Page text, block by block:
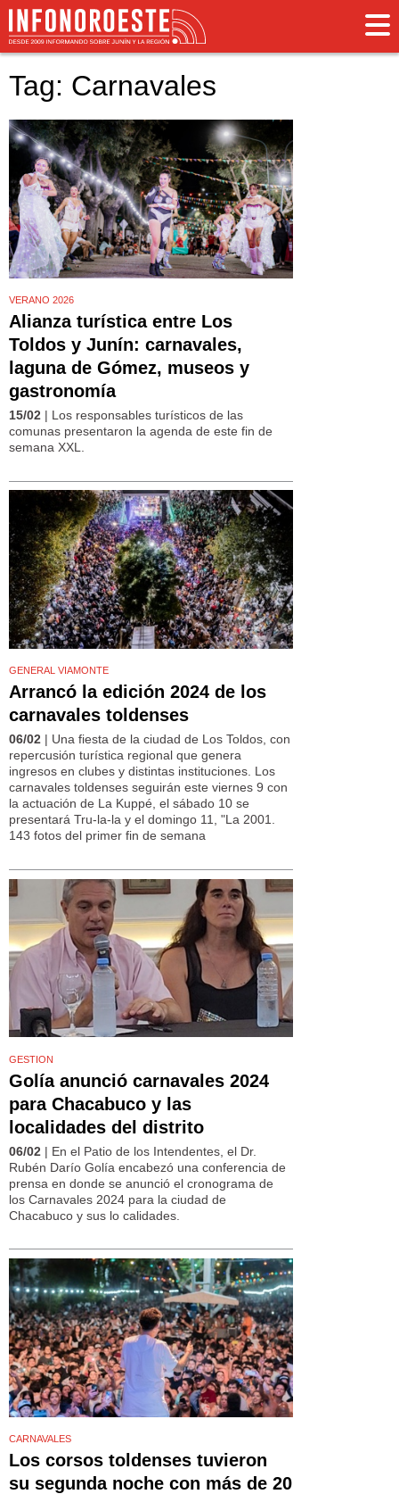
Tag: Carnavales
VERANO 2026
Alianza turística entre Los
Toldos y Junín: carnavales,
laguna de Gómez, museos y
gastronomía
15/02 | Los responsables turísticos de las
comunas presentaron la agenda de este fin de
semana XXL.
GENERAL VIAMONTE
Arrancó la edición 2024 de los
carnavales toldenses
06/02 | Una fiesta de la ciudad de Los Toldos, con
repercusión turística regional que genera
ingresos en clubes y distintas instituciones. Los
carnavales toldenses seguirán este viernes 9 con
la actuación de La Kuppé, el sábado 10 se
presentará Tru-la-la y el domingo 11, "La 2001.
143 fotos del primer fin de semana
GESTION
Golía anunció carnavales 2024
para Chacabuco y las
localidades del distrito
06/02 | En el Patio de los Intendentes, el Dr.
Rubén Darío Golía encabezó una conferencia de
prensa en donde se anunció el cronograma de
los Carnavales 2024 para la ciudad de
Chacabuco y sus lo calidades.
CARNAVALES
Los corsos toldenses tuvieron
su segunda noche con más de 20